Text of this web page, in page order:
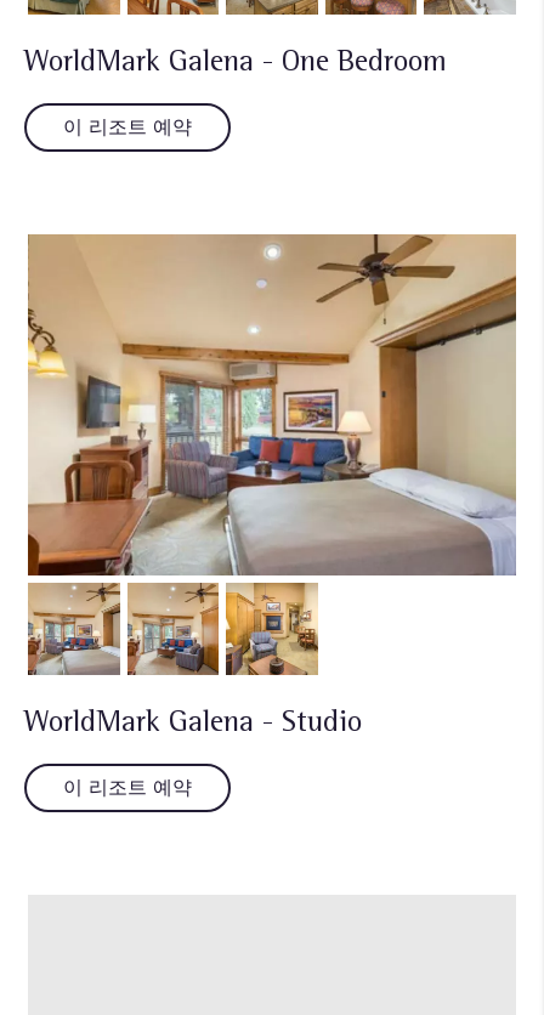
WorldMark Galena - One Bedroom
이 리조트 예약
WorldMark Galena - Studio
이 리조트 예약